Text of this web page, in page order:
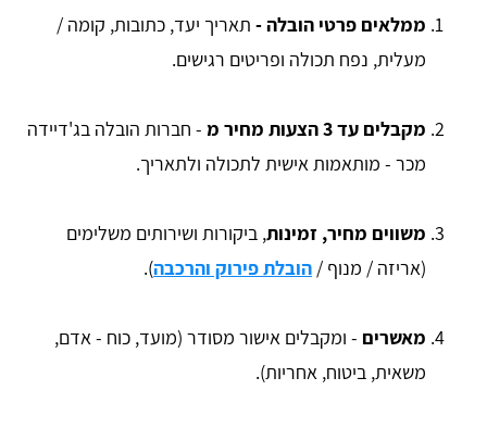
ממלאים פרטי הובלה - תאריך יעד, כתובות, קומה /
מעלית, נפח תכולה ופריטים רגישים.
מקבלים עד 3 הצעות מחיר מ
- חברות הובלה בג'דיידה
מכר - מותאמות אישית לתכולה ולתאריך.
משווים מחיר, זמינות, ביקורות ושירותים משלימים
(אריזה / מנוף / הובלת פירוק והרכבה).
מאשרים - ומקבלים אישור מסודר (מועד, כוח - אדם,
משאית, ביטוח, אחריות).